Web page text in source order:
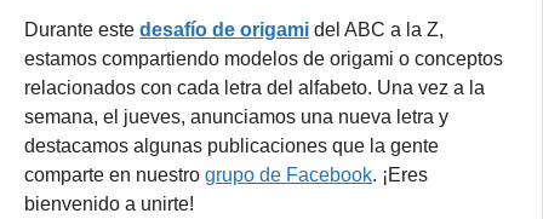
Durante este desafío de origami del ABC a la Z,
estamos compartiendo modelos de origami o conceptos
relacionados con cada letra del alfabeto. Una vez a la
semana, el jueves, anunciamos una nueva letra y
destacamos algunas publicaciones que la gente
comparte en nuestro grupo de Facebook. ¡Eres
bienvenido a unirte!